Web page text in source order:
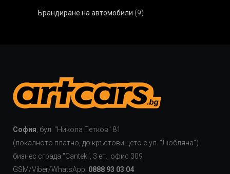
Брандиране на автомобили (9)
София , бул. "Никола Петков" 81
(локалното платно, до кръстовището с ул. "Любляна")
бизнес сграда "Cаntek", 3 ет., офис 309
GSM/Viber/WhatsApp: 0888 93 03 04